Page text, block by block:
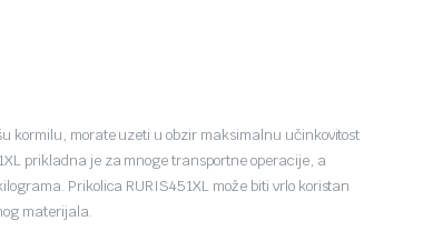
kormilu, morate uzeti u obzir maksimalnu učinkovitost
prikladna je za mnoge transportne operacije, a
Prikolica RURIS451XL može biti vrlo koristan
materijala.